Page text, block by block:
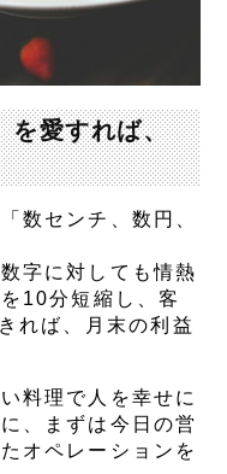
を愛すれば、
数センチ、数円、
字に対しても情熱
10分短縮し、客
れば、月末の利益
料理で人を幸せに
、まずは今日の営
オペレーションを